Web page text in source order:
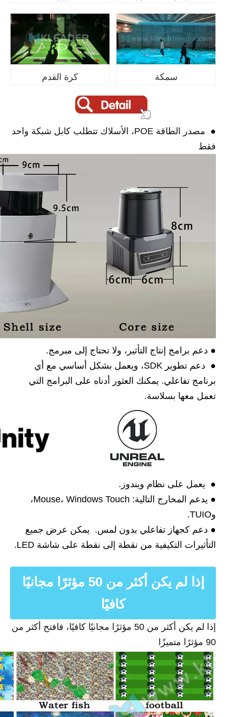
سمكة كرة القدم
●
مصدر الطاقة POE، الأسلاك تتطلب كابل شبكة واحد
فقط
● دعم برامج إنتاج التأثير، ولا تحتاج إلى مبرمج.
● دعم تطوير SDK، ويعمل بشكل أساسي مع أي
برنامج تفاعلي. يمكنك العثور أدناه على البرامج التي
تعمل معها بسلاسة.
● يعمل على نظام ويندوز.
● يدعم المخارج التالية: Mouse، Windows Touch،
وTUIO.
● دعم كجهاز تفاعلي بدون لمس. يمكن عرض جميع
التأثيرات التكيفية من نقطة إلى نقطة على شاشة LED.
إذا لم يكن أكثر من 50 مؤثرًا مجانيًا
كافيًا
إذا لم يكن أكثر من 50 مؤثرًا مجانيًا كافيًا، فافتح أكثر من
90 مؤثرًا متميزًا